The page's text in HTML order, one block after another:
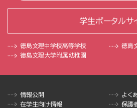
徳島文理中学校高等学校
徳島
徳島文理大学附属幼稚園
学生ポータルサ
情報公開
よく
在学生向け情報
保護